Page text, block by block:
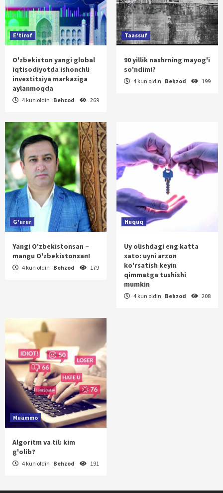
E'tirof
O'zbekiston yangi global
iqtisodiyotda ishonchli
investitsiya markaziga
aylanmoqda
4 kun oldin Behzod 269
Taassuf
90 yillik nashrning mayog'i
so'ndimi?
4 kun oldin Behzod 199
G'urur
Yangi O'zbekistonsan –
mangu O'zbekistonsan!
4 kun oldin Behzod 179
Huquq
Uy olishdagi eng katta
xato: uyni arzon
ko'rsatish keyin
qimmatga tushishi
mumkin
4 kun oldin Behzod 208
Muammo
Algoritm va til: kim
g'olib?
4 kun oldin Behzod 191